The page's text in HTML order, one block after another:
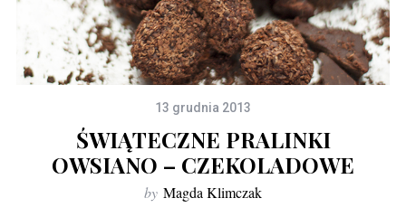
13 grudnia 2013
ŚWIĄTECZNE PRALINKI
OWSIANO – CZEKOLADOWE
by Magda Klimczak